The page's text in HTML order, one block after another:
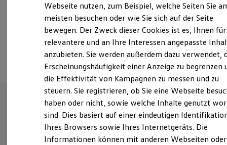
Laden
Laden unterwegs
Laden Zuhause
Ladestationen finden
Ladezeitensimulator
Batterie
Sicherheit
Garantie und Lebensdauer
Nachhaltigkeit
Technologie
Kosten und Kauf
Verbrauchskosten
Kaufoptionen
E-Auto-Förderung
Software und Konnektivität
Ansprechpartner
Unsere Leistungenim
Überblick
Webseite nutzen, zum Beispiel, welche Seiten Sie
meisten besuchen oder wie Sie sich auf der Seite
bewegen. Der Zweck dieser Cookies ist es, Ihnen für
relevantere und an Ihre Interessen angepasste
anzubieten. Sie werden außerdem dazu verwendet,
Erscheinungshäufigkeit einer Anzeige zu begrenzen
die Effektivität von Kampagnen zu messen und zu
steuern. Sie registrieren, ob Sie eine Webseite
haben oder nicht, sowie welche Inhalte genutzt
sind. Dies basiert auf einer eindeutigen
Ihres Browsers sowie Ihres Internetgeräts. Die
Informationen können mit anderen Webseiten oder